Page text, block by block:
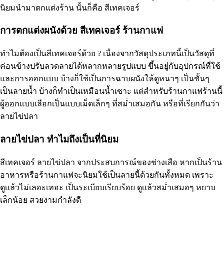
นิยมนำมาตกแต่งร้าน นั้นก็คือ สีเทคเจอร์
การตกแต่งผนังด้วย สีเทคเจอร์ ร้านกาแฟ
ทำไมต้องเป็นสีเทคเจอร์ด้วย ? เนื่องจากวัสดุประเภทนี้เป็นวัสดุที่
ค่อนข้างปรับลวดลายได้หลากหลายรูปแบบ ขึ้นอยู๋กับอุปกรณ์ที่ใช้
และการออกแบบ บ้างก็ใช้เป็นการฉาบผนังให้ดูหนาๆ เป็นชั้นๆ
เป็นลายน้ำ บ้างก็ทำเป็นเหมือนน้ำเซาะ แต่สำหรับร้านกาแฟร้านนี้
ผู้ออกแบบเลือกเป็นแบบเม็ดเล็กๆ ที่สม่ำเสมอกัน หรือที่เรียกกันว่า
ลายไข่ปลา
ลายไข่ปลา ทำไมถึงเป็นที่นิยม
สีเทคเจอร์ ลายไข่ปลา จากประสบการณ์ของช่างเสือ หากเป็นร้าน
อาหารหรือร้านกาแฟจะนิยมใช้เป็นลายนี้ด้วยกันทั้งหมด เพราะ
ดูเเล้วไม่เลอะเทอะ เป็นระเบียบเรียบร้อย ดูเเล้วสม่ำเสมอๆ หยาบ
เล็กน้อย สวยงามกำลังดี